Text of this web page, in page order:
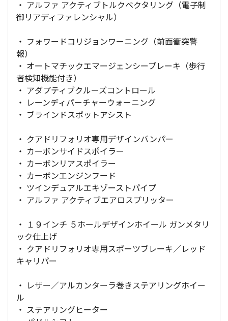
・ アルファ アクティブトルクベクタリング（電子制
御リアディファレンシャル）
・ フォワードコリジョンワーニング（前面衝突警
報）
・ オートマチックエマージェンシーブレーキ（歩行
者検知機能付き）
・ アダプティブクルーズコントロール
・ レーンディパーチャーウォーニング
・ ブラインドスポットアシスト
・ クアドリフォリオ専用デザインバンパー
・ カーボンサイドスポイラー
・ カーボンリアスポイラー
・ カーボンエンジンフード
・ ツインデュアルエキゾーストパイプ
・ アルファ アクティブエアロスプリッター
・ １９インチ ５ホールデザインホイール ガンメタリ
ック仕上げ
・ クアドリフォリオ専用スポーツブレーキ／レッド
キャリパー
・ レザー／アルカンターラ巻きステアリングホイー
ル
・ ステアリングヒーター